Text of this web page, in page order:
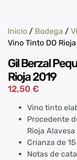
Inicio / Bodega /
Vino Tinto DO
Gil Berzal
Rioja 2019
12,50 €
Vino tinto
Procedente
Rioja Alavesa
Crianza de
Notas de